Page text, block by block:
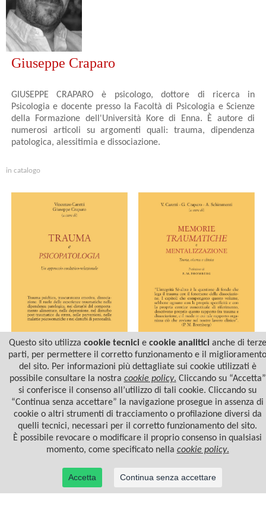
Giuseppe Craparo
GIUSEPPE CRAPARO è psicologo, dottore di ricerca in
Psicologia e docente presso la Facoltà di Psicologia e Scienze
della Formazione dell'Università Kore di Enna. È autore di
numerosi articoli su argomenti quali: trauma, dipendenza
patologica, alessitimia e dissociazione.
in catalogo
TRAUMA E
PSICOPATOLOGIA
MEMORIE TRAUMATICHE
E MENTALIZZAZIONE
Questo sito utilizza cookie tecnicie cookie analiticianche di terze
parti, per permettere il corretto funzionamento e il miglioramento
del sito. Per informazioni più dettagliate sui cookie utilizzati è
possibile consultare la nostra cookie policy. Cliccando su “Accetta”
si conferisce il consenso all’utilizzo di tali cookie. Cliccando su
“Continua senza accettare” la navigazione prosegue in assenza di
cookie o altri strumenti di tracciamento o profilazione diversi da
quelli tecnici, necessari per il corretto funzionamento del sito.
È possibile revocare o modificare il proprio consenso in qualsiasi
momento, come specificato nella cookie policy.
Accetta Continua senza accettare